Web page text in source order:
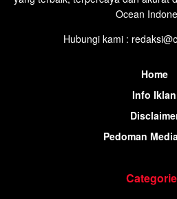
Ocean
Hubungi kami :
Home
Info Iklan
Pedoman